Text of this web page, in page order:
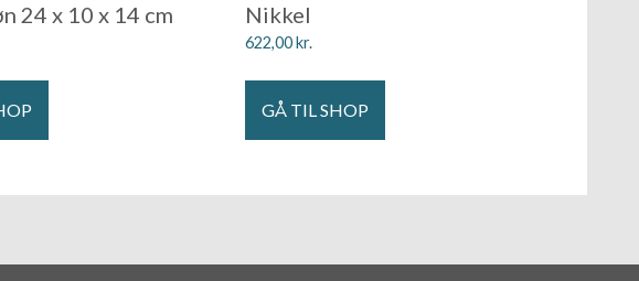
24 x 10 x 14 cm
Nikkel
622,00kr.
GÅ TIL SHOP